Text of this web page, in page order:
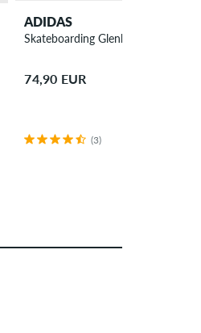
ADIDAS
Skateboarding Glenburn Schuh
74,90 EUR
(3)